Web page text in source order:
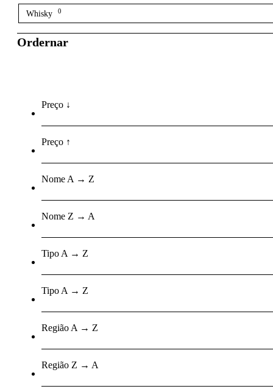
Whisky 0
Ordernar
Preço ↓
Preço ↑
Nome A → Z
Nome Z → A
Tipo A → Z
Tipo A → Z
Região A → Z
Região Z → A